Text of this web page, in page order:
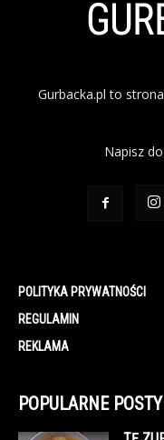
Gurbacka.pl to
Napisz
POLITYKA PRYWATNOŚCI
REGULAMIN
REKLAMA
POPULARNE POSTY